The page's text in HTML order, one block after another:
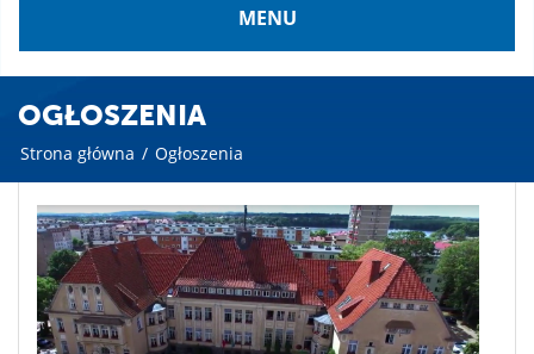
MENU
OGŁOSZENIA
Strona główna / Ogłoszenia